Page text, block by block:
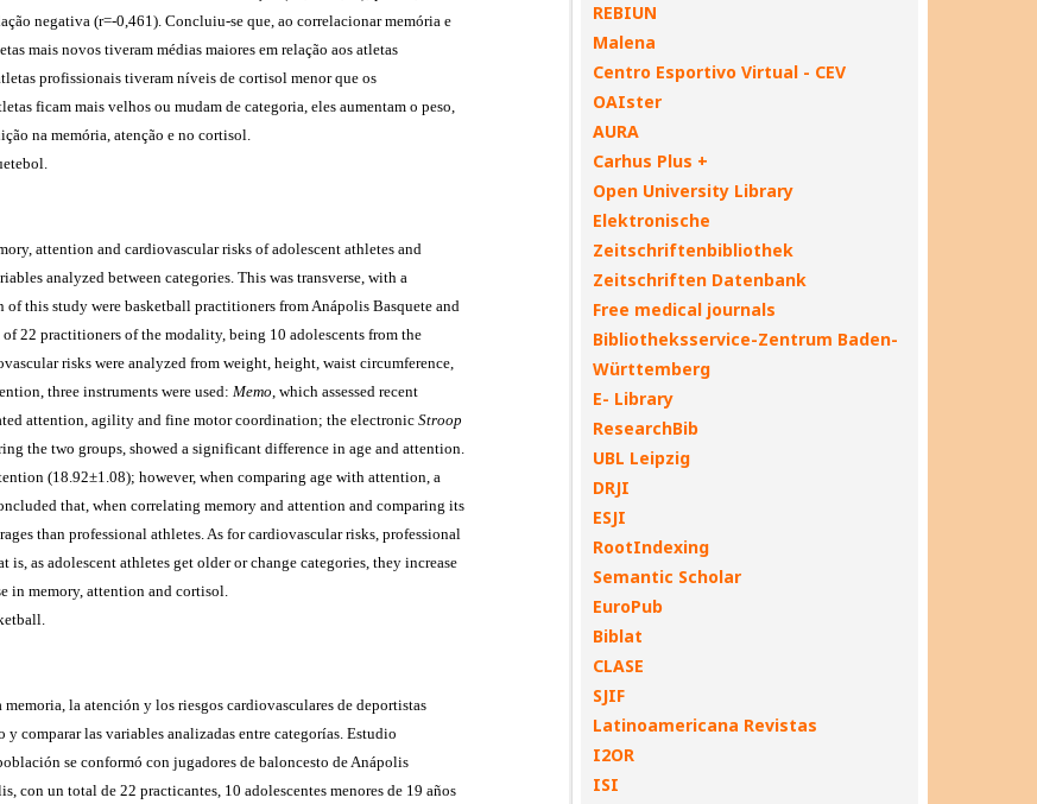
REBIUN
Malena
Centro Esportivo Virtual - CEV
OAIster
AURA
Carhus Plus +
Open University Library
Elektronische
Zeitschriftenbibliothek
Zeitschriften Datenbank
Free medical journals
Bibliotheksservice-Zentrum Baden-
Württemberg
E- Library
ResearchBib
UBL Leipzig
DRJI
ESJI
RootIndexing
Semantic Scholar
EuroPub
Biblat
CLASE
SJIF
Latinoamericana Revistas
I2OR
ISI